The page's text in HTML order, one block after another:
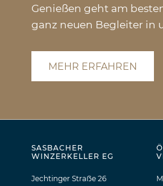
Genießen geht am
ganz neuen Begleiter in
MEHR ERFAHREN
SASBACHER
WINZERKELLER EG
Jechtinger Straẞe 26